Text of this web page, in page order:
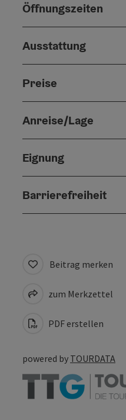
Öffnungszeiten
Ausstattung
Preise
Anreise/Lage
Eignung
Barrierefreiheit
Beitrag merken
zum Merkzettel
PDF erstellen
powered by TOURDATA